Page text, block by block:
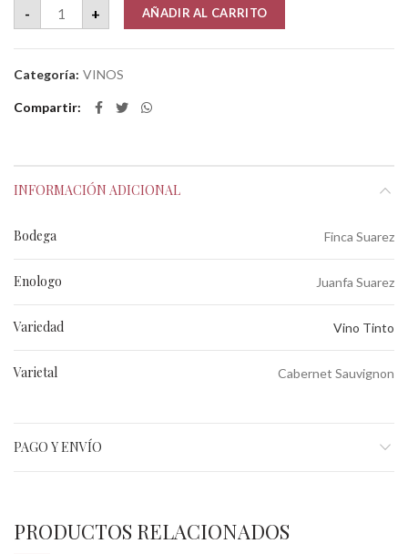
$27,300.00.$18,000.00.
- + AÑADIR AL CARRITO
Categoría: VINOS
Compartir
INFORMACIÓN ADICIONAL
Bodega Finca Suarez
Enologo Juanfa Suarez
Variedad Vino Tinto
Varietal Cabernet Sauvignon
PAGO Y ENVÍO
PRODUCTOS RELACIONADOS